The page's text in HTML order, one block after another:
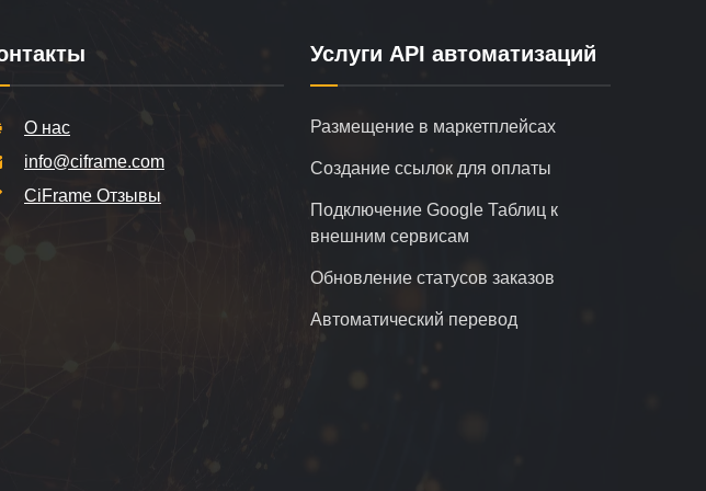
О нас
info@ciframe.com
CiFrame Отзывы
Услуги API автоматизаций
Размещение в маркетплейсах
Создание ссылок для оплаты
Подключение Google Таблиц к
внешним сервисам
Обновление статусов заказов
Автоматический перевод